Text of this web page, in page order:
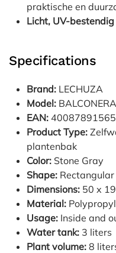
praktische en
Licht, UV-
Specifications
Brand: LECHUZA
Model:
EAN:
Product Type:
plantenbak
Color: Stone Gray
Shape: Rectangular
Dimensions: 50 x
Material:
Usage: Inside and
Water tank: 3 liters
Plant volume: 8